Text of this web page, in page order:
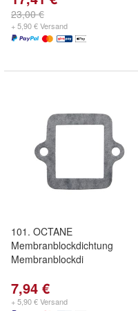
23,00 €
+ 5,90 € Versand
101. OCTANE
Membranblockdichtung
Membranblockdi
7,94 €
+ 5,90 € Versand